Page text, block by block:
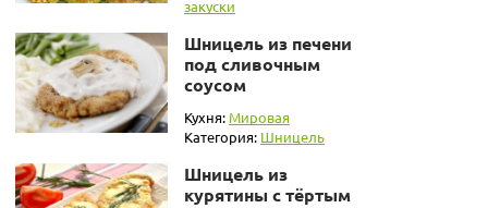
закуски
Шницель из печени
под сливочным
соусом
Кухня: Мировая
Категория: Шницель
Шницель из
курятины с тёртым